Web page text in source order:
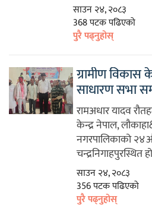
साउन २४, २०८३
368 पटक पढिएको
पुरै पढ्नुहोस्
ग्रामीण
साधारण सभा
रामअधार यादव
केन्द्र नेपाल,
नगरपालिकाको
साउन २४, २०८३
356 पटक पढिएको
पुरै पढ्नुहोस्